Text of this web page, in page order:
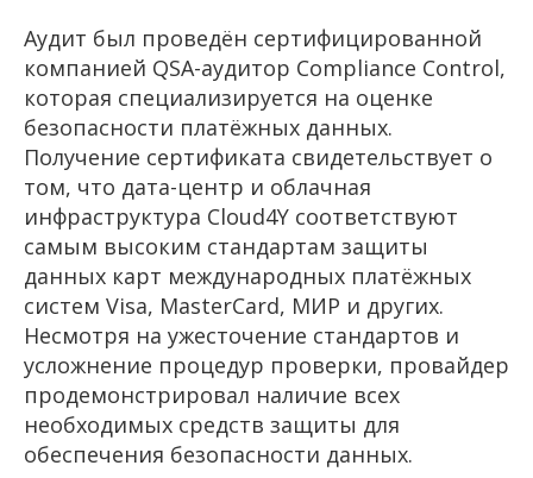
Аудит был проведён сертифицированной
компанией QSA-аудитор Compliance Control,
которая специализируется на оценке
безопасности платёжных данных.
Получение сертификата свидетельствует о
том, что дата-центр и облачная
инфраструктура Cloud4Y соответствуют
самым высоким стандартам защиты
данных карт международных платёжных
систем Visa, MasterCard, МИР и других.
Несмотря на ужесточение стандартов и
усложнение процедур проверки, провайдер
продемонстрировал наличие всех
необходимых средств защиты для
обеспечения безопасности данных.